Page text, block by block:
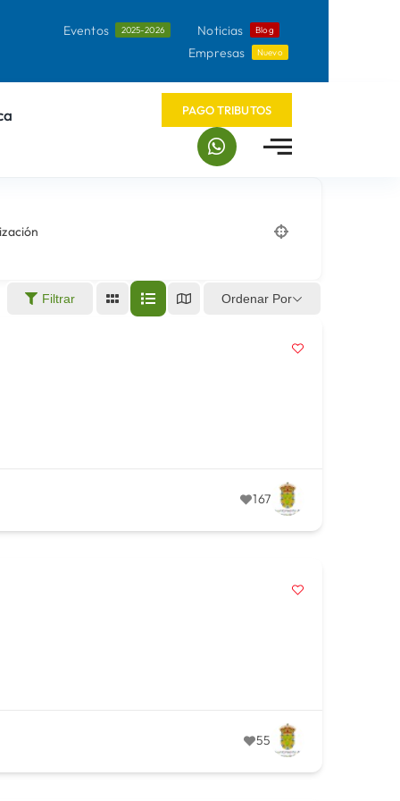
Eventos 2025-2026 Noticias Blog
Empresas Nuevo
PAGO TRIBUTOS
Filtrar Ordenar Por
167
55